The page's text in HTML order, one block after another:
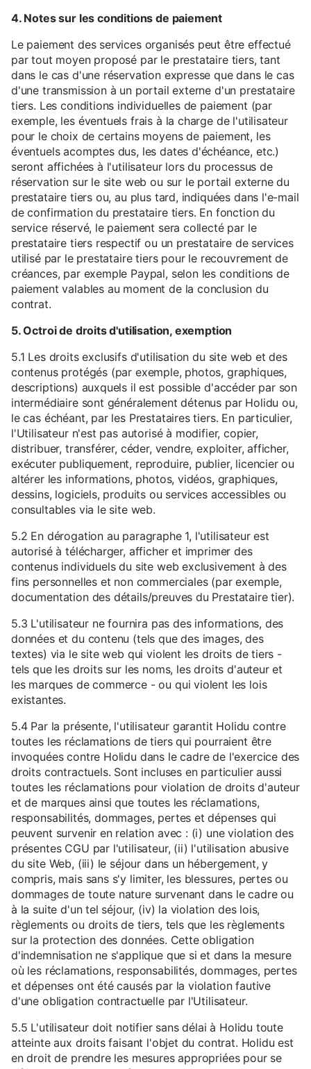
4. Notes sur les conditions de paiement
Le paiement des services organisés peut être effectué
par tout moyen proposé par le prestataire tiers, tant
dans le cas d'une réservation expresse que dans le cas
d'une transmission à un portail externe d'un prestataire
tiers. Les conditions individuelles de paiement (par
exemple, les éventuels frais à la charge de l'utilisateur
pour le choix de certains moyens de paiement, les
éventuels acomptes dus, les dates d'échéance, etc.)
seront affichées à l'utilisateur lors du processus de
réservation sur le site web ou sur le portail externe du
prestataire tiers ou, au plus tard, indiquées dans l'e-mail
de confirmation du prestataire tiers. En fonction du
service réservé, le paiement sera collecté par le
prestataire tiers respectif ou un prestataire de services
utilisé par le prestataire tiers pour le recouvrement de
créances, par exemple Paypal, selon les conditions de
paiement valables au moment de la conclusion du
contrat.
5. Octroi de droits d'utilisation, exemption
5.1 Les droits exclusifs d'utilisation du site web et des
contenus protégés (par exemple, photos, graphiques,
descriptions) auxquels il est possible d'accéder par son
intermédiaire sont généralement détenus par Holidu ou,
le cas échéant, par les Prestataires tiers. En particulier,
l'Utilisateur n'est pas autorisé à modifier, copier,
distribuer, transférer, céder, vendre, exploiter, afficher,
exécuter publiquement, reproduire, publier, licencier ou
altérer les informations, photos, vidéos, graphiques,
dessins, logiciels, produits ou services accessibles ou
consultables via le site web.
5.2 En dérogation au paragraphe 1, l'utilisateur est
autorisé à télécharger, afficher et imprimer des
contenus individuels du site web exclusivement à des
fins personnelles et non commerciales (par exemple,
documentation des détails/preuves du Prestataire tier).
5.3 L'utilisateur ne fournira pas des informations, des
données et du contenu (tels que des images, des
textes) via le site web qui violent les droits de tiers -
tels que les droits sur les noms, les droits d'auteur et
les marques de commerce - ou qui violent les lois
existantes.
5.4 Par la présente, l'utilisateur garantit Holidu contre
toutes les réclamations de tiers qui pourraient être
invoquées contre Holidu dans le cadre de l'exercice des
droits contractuels. Sont incluses en particulier aussi
toutes les réclamations pour violation de droits d'auteur
et de marques ainsi que toutes les réclamations,
responsabilités, dommages, pertes et dépenses qui
peuvent survenir en relation avec : (i) une violation des
présentes CGU par l'utilisateur, (ii) l'utilisation abusive
du site Web, (iii) le séjour dans un hébergement, y
compris, mais sans s'y limiter, les blessures, pertes ou
dommages de toute nature survenant dans le cadre ou
à la suite d'un tel séjour, (iv) la violation des lois,
règlements ou droits de tiers, tels que les règlements
sur la protection des données. Cette obligation
d'indemnisation ne s'applique que si et dans la mesure
où les réclamations, responsabilités, dommages, pertes
et dépenses ont été causés par la violation fautive
d'une obligation contractuelle par l'Utilisateur.
5.5 L'utilisateur doit notifier sans délai à Holidu toute
atteinte aux droits faisant l'objet du contrat. Holidu est
en droit de prendre les mesures appropriées pour se